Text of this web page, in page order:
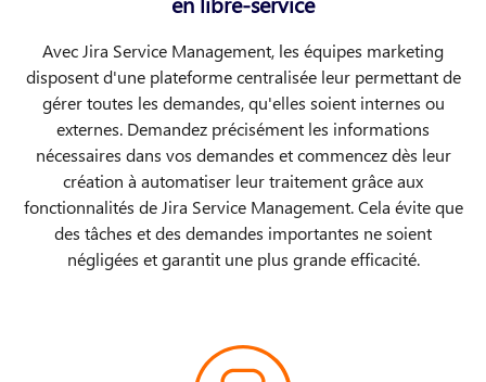
Avec Jira Service Management, les équipes marketing
disposent d'une plateforme centralisée leur permettant de
gérer toutes les demandes, qu'elles soient internes ou
externes. Demandez précisément les informations
nécessaires dans vos demandes et commencez dès leur
création à automatiser leur traitement grâce aux
fonctionnalités de Jira Service Management. Cela évite que
des tâches et des demandes importantes ne soient
négligées et garantit une plus grande efficacité.